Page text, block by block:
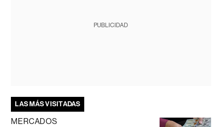
PUBLICIDAD
LAS MÁS VISITADAS
MERCADOS